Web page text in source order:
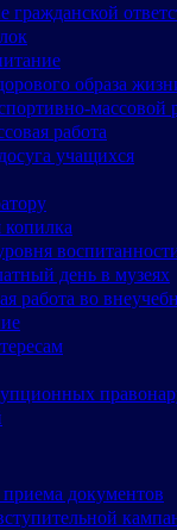
образа
массовой
работа
учащихся
копилка
день в музеях
работа во
документов